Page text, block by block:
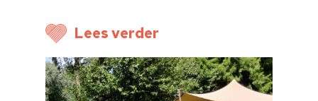
Lees verder